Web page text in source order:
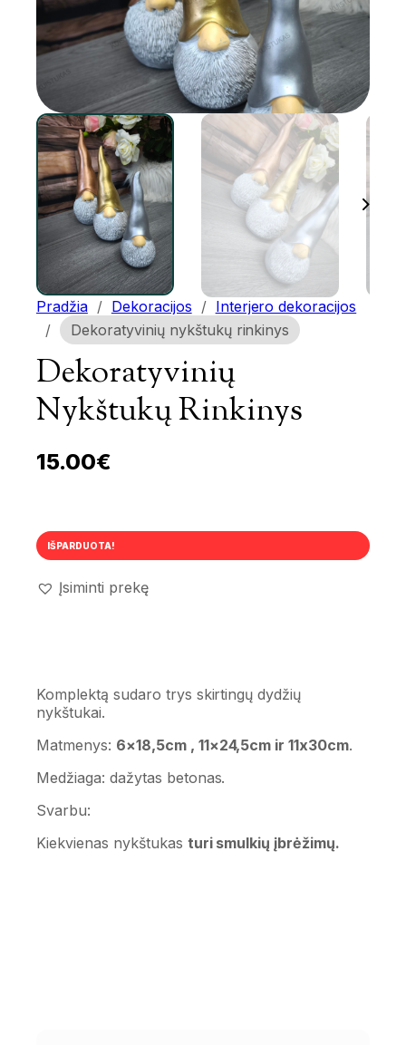
Pradžia / Dekoracijos / Interjero dekoracijos
/
Dekoratyvinių nykštukų rinkinys
Dekoratyvinių
Nykštukų Rinkinys
15.00€
IŠPARDUOTA!
Įsiminti prekę
Komplektą sudaro trys skirtingų dydžių
nykštukai.
Matmenys: 6×18,5cm , 11×24,5cm ir 11x30cm.
Medžiaga: dažytas betonas.
Svarbu:
Kiekvienas nykštukas turi smulkių įbrėžimų.